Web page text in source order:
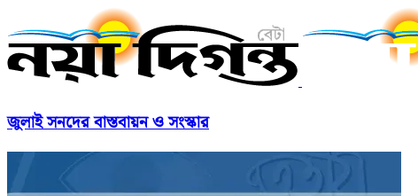
জুলাই সনদের বাস্তবায়ন ও সংস্কার